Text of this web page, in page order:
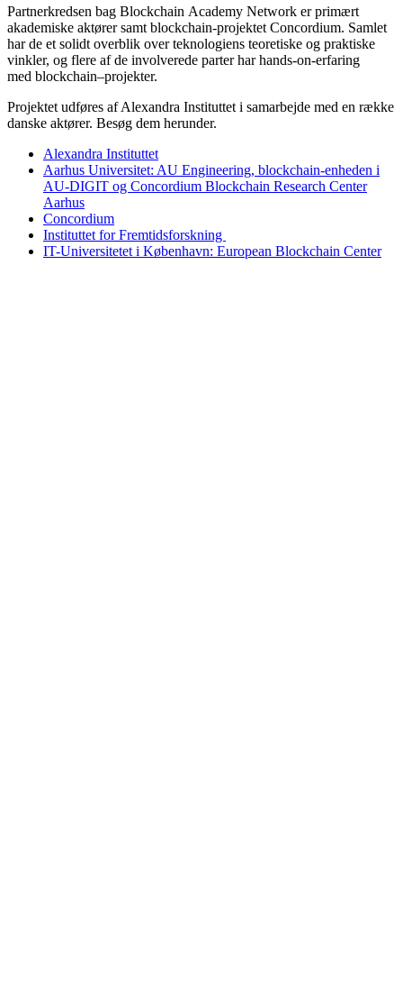
Partnerkredsen bag Blockchain Academy Network er primært
akademiske aktører samtblockchain-projektetConcordium. Samlet
har de et solidt overblik over teknologiens teoretiske og praktiske
vinkler, og flere af de involverede parter harhands-on-erfaring
med blockchain–projekter.
Projektet udføres af Alexandra Instituttet i samarbejde med en række
danske aktører. Besøg dem herunder.
Alexandra Instituttet
Aarhus Universitet: AU Engineering, blockchain-enheden i
AU-DIGIT og Concordium Blockchain Research Center
Aarhus
Concordium
Instituttet for Fremtidsforskning
IT-Universitetet i København: European Blockchain Center